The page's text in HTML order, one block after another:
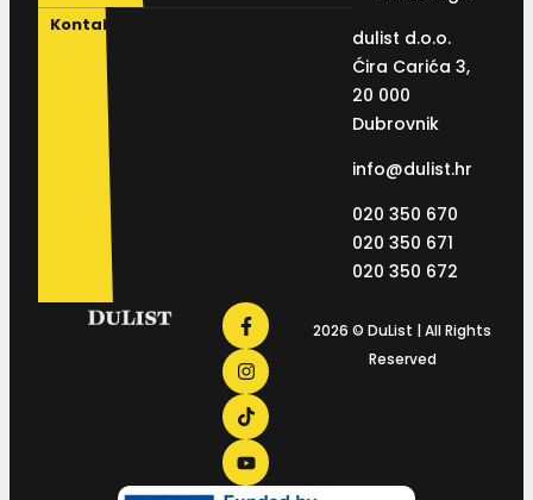
Kontakt
dulist d.o.o.
Ćira Carića 3,
20 000
Dubrovnik
info@dulist.hr
020 350 670
020 350 671
020 350 672
2026 © DuList | All Rights
Reserved